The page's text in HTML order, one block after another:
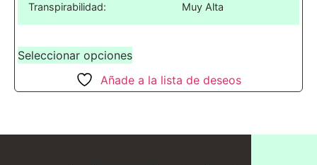
Transpirabilidad: Muy Alta
Seleccionar opciones
Añade a la lista de deseos